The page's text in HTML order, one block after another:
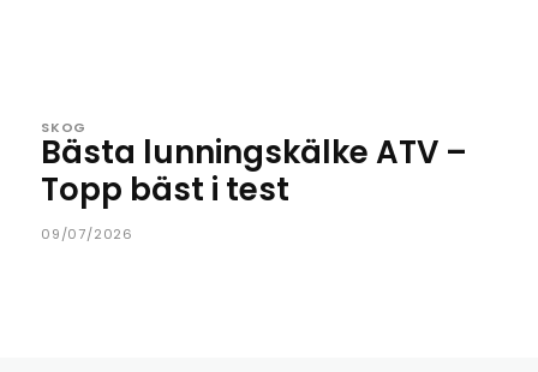
SKOG
Bästa lunningskälke ATV –
Topp bäst i test
09/07/2026